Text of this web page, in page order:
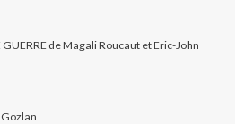
GUERRE de Magali Roucaut et Eric-John
Gozlan